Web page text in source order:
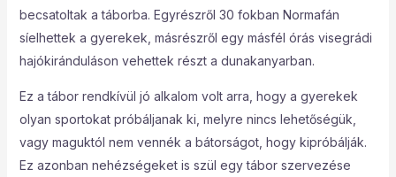
becsatoltak a táborba. Egyrészről 30 fokban Normafán
síelhettek a gyerekek, másrészről egy másfél órás visegrádi
hajókiránduláson vehettek részt a dunakanyarban.
Ez a tábor rendkívül jó alkalom volt arra, hogy a gyerekek
olyan sportokat próbáljanak ki, melyre nincs lehetőségük,
vagy maguktól nem vennék a bátorságot, hogy kipróbálják.
Ez azonban nehézségeket is szül egy tábor szervezése